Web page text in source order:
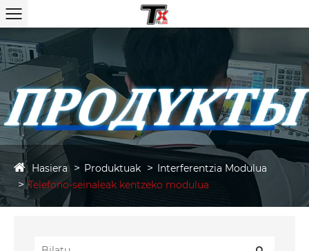
Hasiera Produktuak
Interferentzia Modulua
Telefono-seinaleak kentzeko modulua